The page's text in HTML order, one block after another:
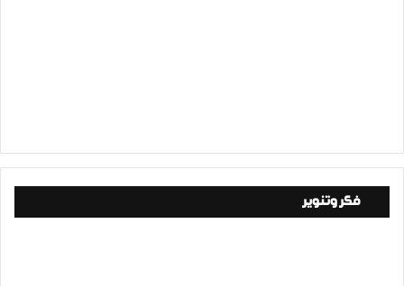
فكر وتنوير